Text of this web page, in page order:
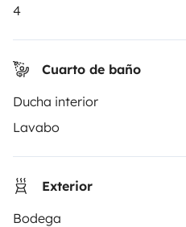
4
Cuarto de baño
Ducha interior
Lavabo
Exterior
Bodega
Asistencias de alquiler
Ayuda propietario